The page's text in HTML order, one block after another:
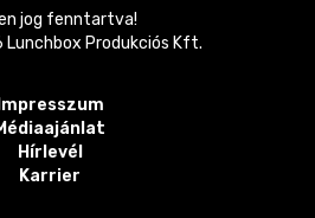
jog fenntartva!
Lunchbox Produkciós Kft.
Impresszum
Hírlevél
Karrier